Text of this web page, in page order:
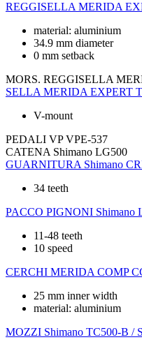
REGGISELLA MERIDA
material: aluminium
34.9 mm diameter
0 mm setback
MORS. REGGISELLA
SELLA MERIDA EXPERT
V-mount
PEDALI VP VPE-537
CATENA Shimano LG500
GUARNITURA Shimano
34 teeth
PACCO PIGNONI Shimano
11-48 teeth
10 speed
CERCHI MERIDA COMP
25 mm inner width
material: aluminium
MOZZI Shimano TC500-B /